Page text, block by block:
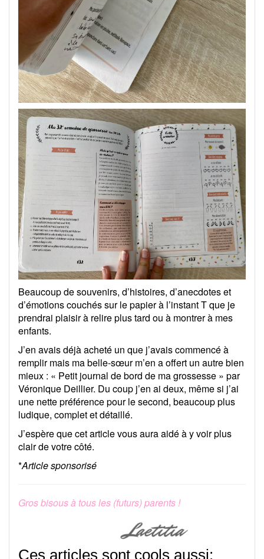
Beaucoup de souvenirs, d’histoires, d’anecdotes et
d’émotions couchés sur le papier à l’instant T que je
prendrai plaisir à relire plus tard ou à montrer à mes
enfants.
J’en avais déjà acheté un que j’avais commencé à
remplir mais ma belle-sœur m’en a offert un autre bien
mieux : « Petit journal de bord de ma grossesse » par
Véronique Deillier. Du coup j’en ai deux, même si j’ai
une nette préférence pour le second, beaucoup plus
ludique, complet et détaillé.
J’espère que cet article vous aura aidé à y voir plus
clair de votre côté.
*Article sponsorisé
Gros bisous à tous les (futurs) parents !
Ces articles sont cools aussi: